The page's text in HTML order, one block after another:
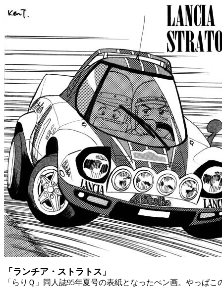
「ランチア・ストラトス」
「らりＱ」同人誌95年夏号の表紙となったぺン画。やっぱ